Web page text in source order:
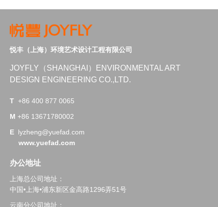
悦丰（上海）环境艺术设计工程有限公司
JOYFLY（SHANGHAI）ENVIRONMENTAL ART
DESIGN ENGINEERING CO.,LTD.
T +86 400 877 0065
M +86 13671780002
E lyzheng@yuefad.com
www.yuefad.com
办公地址
上海总公司地址：
中国•上海•浦东新区金高路1296弄51号
云南分公司地址：